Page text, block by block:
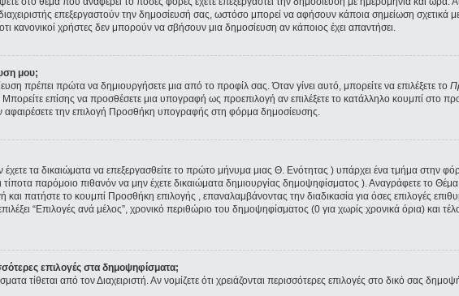
επεξεργαστούν την δημοσίευσή σας, ωστόσο μπορεί να αφήσουν κάποια σημείωση
κανονικοί χρήστες δεν μπορούν να σβήσουν μια δημοσίευση αν κάποιος έχει απαντήσει.
μου;
πρέπει πρώτα να δημιουργήσετε μια από το προφίλ σας. Όταν γίνει αυτό, μπορείτε να επιλέξετε το
επίσης να προσθέσετε μια υπογραφή ως προεπιλογή αν επιλέξετε το κατάλληλο κουμπί στο
την επιλογή Προσθήκη υπογραφής στη φόρμα δημοσίευσης.
τα δικαιώματα να επεξεργασθείτε το πρώτο μήνυμα μιας Θ. Ενότητας ) υπάρχει ένα τμήμα στην
τίποτα παρόμοιο πιθανόν να μην έχετε δικαιώματα δημιουργίας δημοψηφίσματος ). Αναγράφετε το
πατήστε το κουμπί Προσθήκη επιλογής , επαναλαμβάνοντας την διαδικασία για όσες επιλογές
“Επιλογές ανά μέλος”, χρονικό περιθώριο του δημοψηφίσματος (0 για χωρίς χρονικά όρια) και
επιλογές στα δημοψηφίσματα;
τίθεται από τον Διαχειριστή. Αν νομίζετε ότι χρειάζονται περισσότερες επιλογές στο δικό σας